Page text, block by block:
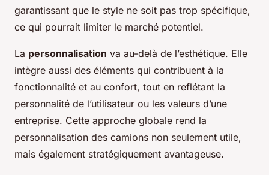
garantissant que le style ne soit pas trop spécifique,
ce qui pourrait limiter le marché potentiel.
La personnalisation va au-delà de l’esthétique. Elle
intègre aussi des éléments qui contribuent à la
fonctionnalité et au confort, tout en reflétant la
personnalité de l’utilisateur ou les valeurs d’une
entreprise. Cette approche globale rend la
personnalisation des camions non seulement utile,
mais également stratégiquement avantageuse.